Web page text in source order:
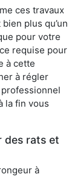
ces travaux
plus qu’un
pour votre
requise pour
à cette
à régler
la fin vous
des rats et
à